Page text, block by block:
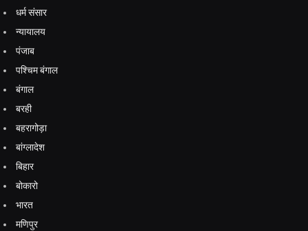
धर्म संसार
न्यायालय
पंजाब
पश्चिम बंगाल
बंगाल
बरही
बहरागोड़ा
बांग्लादेश
बिहार
बोकारो
भारत
मणिपुर